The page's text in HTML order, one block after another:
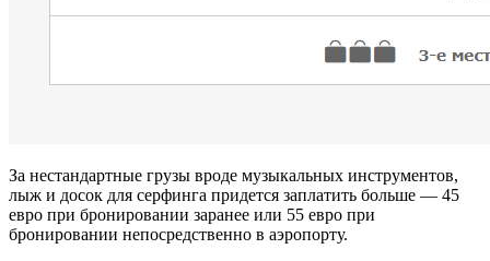
За нестандартные грузы вроде музыкальных инструментов,
лыж и досок для серфинга придется заплатить больше — 45
евро при бронировании заранее или 55 евро при
бронировании непосредственно в аэропорту.